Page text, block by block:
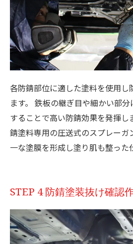
各防錆部位に適した塗料を使用し
ます。 鉄板の継ぎ目や細かい部
することで高い防錆効果を発揮し
錆塗料専用の圧送式のスプレーガ
一な塗膜を形成し塗り肌も整った
STEP 4 防錆塗装抜け確認